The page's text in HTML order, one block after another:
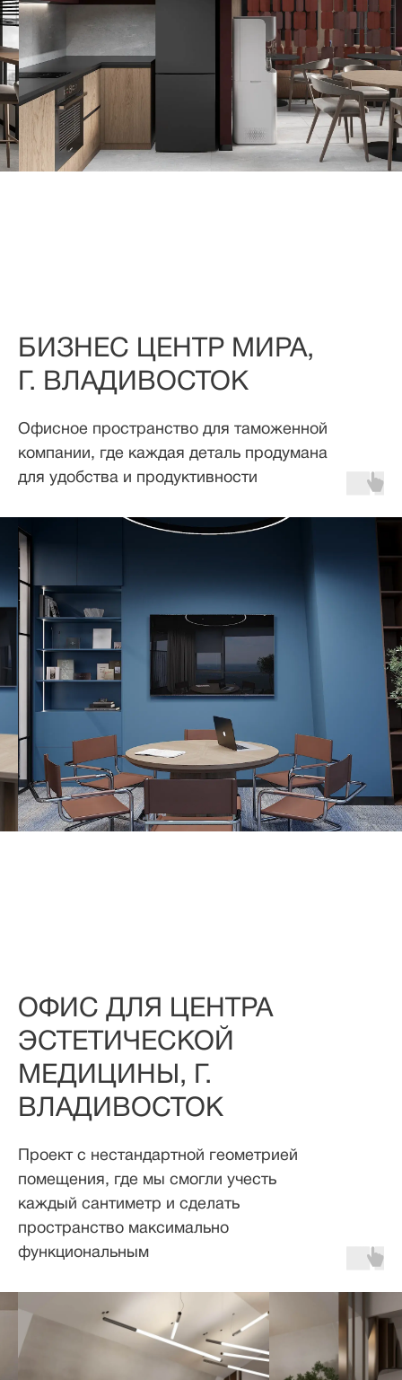
БИЗНЕС ЦЕНТР МИРА,
Г. ВЛАДИВОСТОК
Офисное пространство для таможенной
компании, где каждая деталь продумана
для удобства и продуктивности
ОФИС ДЛЯ ЦЕНТРА
ЭСТЕТИЧЕСКОЙ
МЕДИЦИНЫ, Г.
ВЛАДИВОСТОК
Проект с нестандартной геометрией
помещения, где мы смогли учесть
каждый сантиметр и сделать
пространство максимально
функциональным